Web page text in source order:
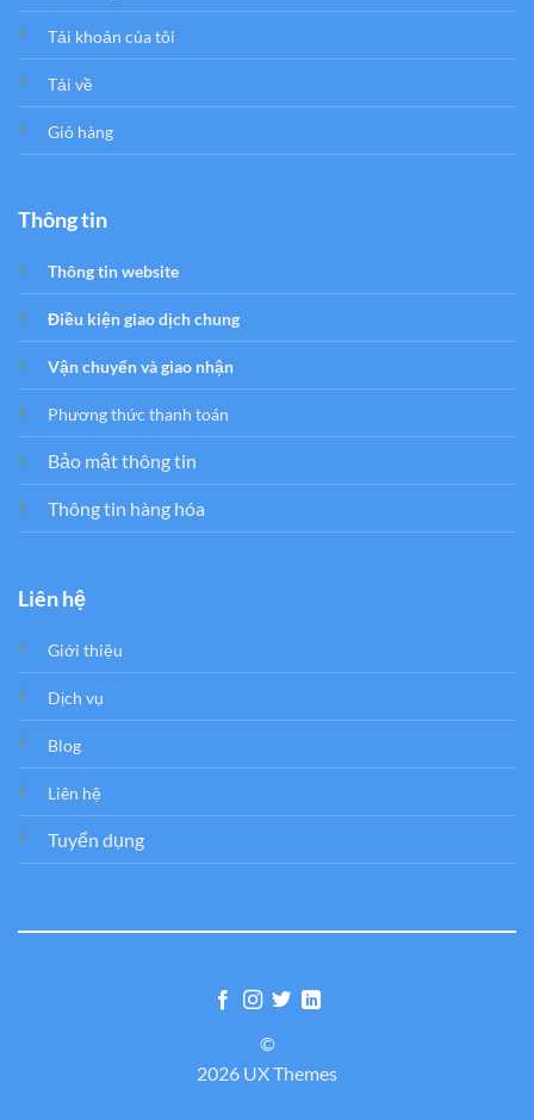
Tải khoản của tôi
Tải về
Giỏ hàng
Thông tin
Thông tin website
Điều kiện giao dịch chung
Vận chuyển và giao nhận
Phương thức thanh toán
Bảo mật thông tin
Thông tin hàng hóa
Liên hệ
Giới thiệu
Dịch vụ
Blog
Liên hệ
Tuyển dụng
©
2026 UX Themes